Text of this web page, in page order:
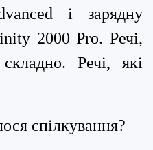
і зарядну
2000 Pro. Речі,
Речі, які
спілкування?